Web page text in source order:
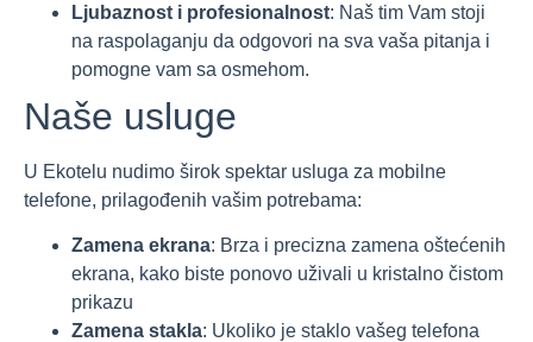
Ljubaznost i profesionalnost: Naš tim Vam stoji
na raspolaganju da odgovori na sva vaša pitanja i
pomogne vam sa osmehom.
Naše usluge
U Ekotelu nudimo širok spektar usluga za mobilne
telefone, prilagođenih vašim potrebama:
Zamena ekrana: Brza i precizna zamena oštećenih
ekrana, kako biste ponovo uživali u kristalno čistom
prikazu
Zamena stakla: Ukoliko je staklo vašeg telefona